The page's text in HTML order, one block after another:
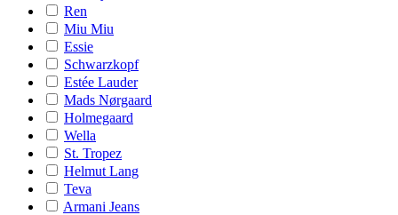
Ren
Miu Miu
Essie
Schwarzkopf
Estée Lauder
Mads Nørgaard
Holmegaard
Wella
St. Tropez
Helmut Lang
Teva
Armani Jeans